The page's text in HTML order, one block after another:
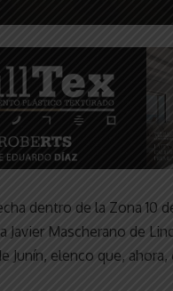
dentro de la Zona 10
Javier Mascherano de
Junín, elenco que,